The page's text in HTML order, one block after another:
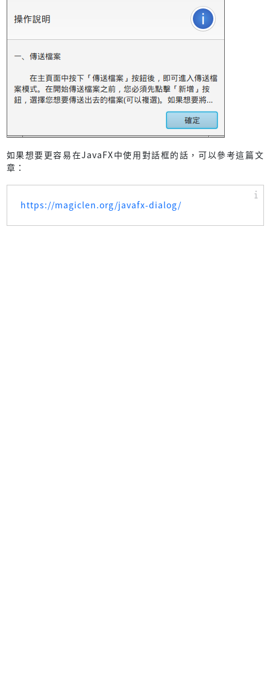
如果想要更容易在JavaFX中使用對話框的話，可以參考這篇文
章：
https://magiclen.org/javafx-dialog/